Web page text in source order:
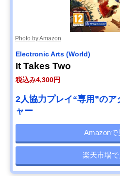
Photo by Amazon
Electronic Arts (World)
It Takes Two
税込み4,300円
2人協力プレイ“専用”の
ャー
Amazonで
楽天市場で